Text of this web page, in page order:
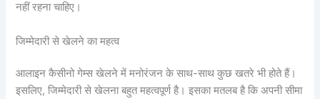
नहीं रहना चाहिए।
जिम्मेदारी से खेलने का महत्व
आलाइन कैसीनो गेम्स खेलने में मनोरंजन के साथ-साथ कुछ खतरे भी होते हैं।
इसलिए, जिम्मेदारी से खेलना बहुत महत्वपूर्ण है। इसका मतलब है कि अपनी सीमा